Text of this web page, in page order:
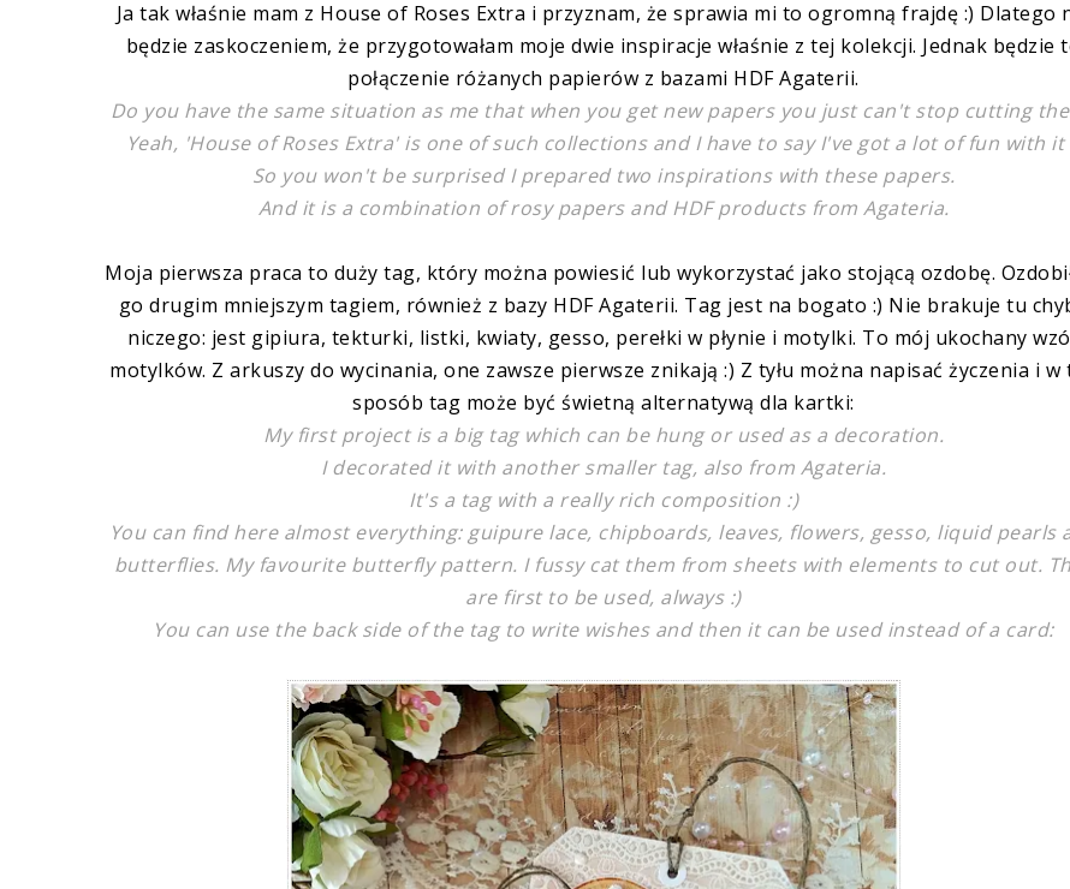
Ja tak właśnie mam z House of Roses Extra i przyznam, że sprawia mi to ogromną frajdę :) Dlatego
będzie zaskoczeniem, że przygotowałam moje dwie inspiracje właśnie z tej kolekcji. Jednak będzie
połączenie różanych papierów z bazami HDF Agaterii.
Do you have the same situation as me that when you get new papers you just can't stop cutting
Yeah, 'House of Roses Extra' is one of such collections and I have to say I've got a lot of fun with it
So you won't be surprised I prepared two inspirations with these papers.
And it is a combination of rosy papers and HDF products from Agateria.
Moja pierwsza praca to duży tag, który można powiesić lub wykorzystać jako stojącą ozdobę.
go drugim mniejszym tagiem, również z bazy HDF Agaterii. Tag jest na bogato :) Nie brakuje tu
niczego: jest gipiura, tekturki, listki, kwiaty, gesso, perełki w płynie i motylki. To mój ukochany
motylków. Z arkuszy do wycinania, one zawsze pierwsze znikają :) Z tyłu można napisać życzenia i w
sposób tag może być świetną alternatywą dla kartki:
My first project is a big tag which can be hung or used as a decoration.
I decorated it with another smaller tag, also from Agateria.
It's a tag with a really rich composition :)
You can find here almost everything: guipure lace, chipboards, leaves, flowers, gesso, liquid pearls
butterflies. My favourite butterfly pattern. I fussy cat them from sheets with elements to cut out.
are first to be used, always :)
You can use the back side of the tag to write wishes and then it can be used instead of a card: